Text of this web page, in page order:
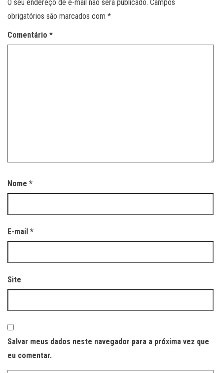
O seu endereço de e-mail não será publicado. Campos
obrigatórios são marcados com *
Comentário *
Nome *
E-mail *
Site
Salvar meus dados neste navegador para a próxima vez que
eu comentar.